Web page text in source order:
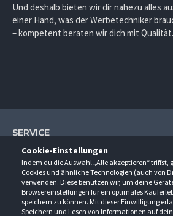
Cookie-Einstellungen
Indem du die Auswahl „Alle akzeptieren“ triffst,
Cookies und ähnliche Technologien (auch von
verwenden. Diese benutzen wir, um deine
Browsereinstellungen für ein optimales
speichern zu können. Mit dieser Einwilligung
Speichern und Lesen von Informationen auf
Und deshalb bieten wir dir nahezu alles
einer Hand, was der Werbetechniker
– kompetent beraten wir dich mit Qualität.
SERVICE
Hilfe und Information
Fragen und Antworten (FAQ)
Kontakt
Newsletter
UNTERNEHMEN
Über uns
Anfahrt
KONTAKT